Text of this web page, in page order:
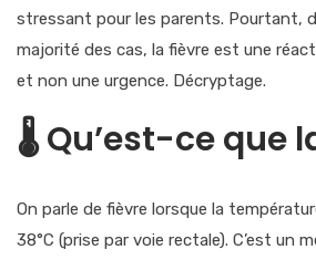
stressant pour les parents. Pourtant,
majorité des cas, la fièvre est une
et non une urgence. Décryptage.
🌡 Qu’est-ce que
On parle de fièvre lorsque la
38°C (prise par voie rectale). C’est un